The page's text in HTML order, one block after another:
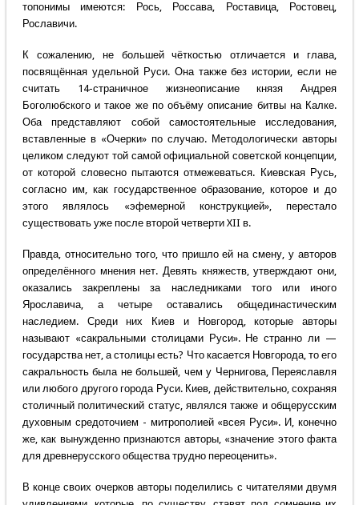
топонимы имеются: Рось, Россава, Роставица, Ростовец,
Рославичи.
К сожалению, не большей чёткостью отличается и глава,
посвящённая удельной Руси. Она также без истории, если не
считать 14-страничное жизнеописание князя Андрея
Боголюбского и такое же по объёму описание битвы на Калке.
Оба представляют собой самостоятельные исследования,
вставленные в «Очерки» по случаю. Методологически авторы
целиком следуют той самой официальной советской концепции,
от которой словесно пытаются отмежеваться. Киевская Русь,
согласно им, как государственное образование, которое и до
этого являлось «эфемерной конструкцией», перестало
существовать уже после второй четверти XII в.
Правда, относительно того, что пришло ей на смену, у авторов
определённого мнения нет. Девять княжеств, утверждают они,
оказались закреплены за наследниками того или иного
Ярославича, а четыре оставались общединастическим
наследием. Среди них Киев и Новгород, которые авторы
называют «сакральными столицами Руси». Не странно ли —
государства нет, а столицы есть? Что касается Новгорода, то его
сакральность была не большей, чем у Чернигова, Переяславля
или любого другого города Руси. Киев, действительно, сохраняя
столичный политический статус, являлся также и общерусским
духовным средоточием - митрополией «всея Руси». И, конечно
же, как вынужденно признаются авторы, «значение этого факта
для древнерусского общества трудно переоценить».
В конце своих очерков авторы поделились с читателями двумя